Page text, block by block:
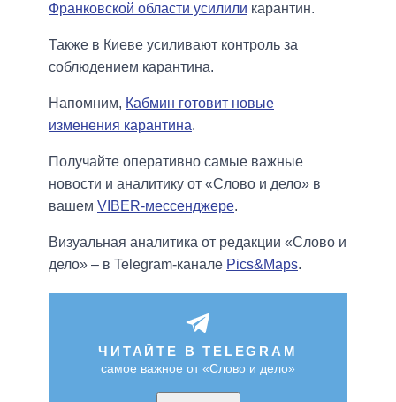
Франковской области усилили карантин.
Также в Киеве усиливают контроль за
соблюдением карантина.
Напомним, Кабмин готовит новые
изменения карантина.
Получайте оперативно самые важные
новости и аналитику от «Слово и дело» в
вашем VIBER-мессенджере.
Визуальная аналитика от редакции «Слово и
дело» – в Telegram-канале Pics&Maps.
ЧИТАЙТЕ В TELEGRAM
самое важное от «Слово и дело»